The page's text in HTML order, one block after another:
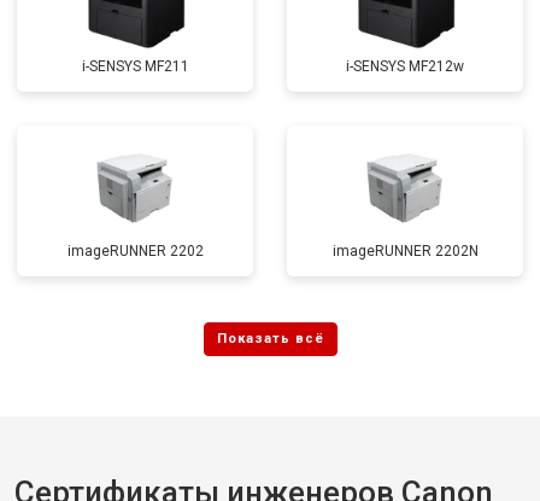
i-SENSYS MF211 i-SENSYS MF212w
imageRUNNER 2202 imageRUNNER 2202N
Сертификаты инженеров Canon